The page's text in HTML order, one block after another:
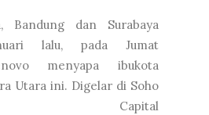
Bandung dan Surabaya
lalu, pada Jumat
menyapa ibukota
Utara ini. Digelar di Soho
Capital